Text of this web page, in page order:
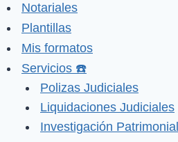
Notariales
Plantillas
Mis formatos
Servicios ☎️
Polizas Judiciales
Liquidaciones Judiciales
Investigación Patrimonial